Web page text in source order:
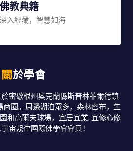
佛教典籍
深入經藏，智慧如海
關於學會
密歇根州奧克蘭縣斯普林菲爾德鎮
商圈。周邊湖泊眾多，森林密布，生
和高爾夫球場，宜居宜業, 宜修心修
宙規律國際佛學會會員！